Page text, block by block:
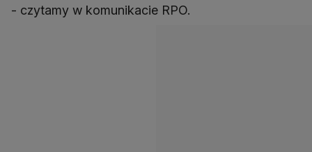
- czytamy w komunikacie RPO.